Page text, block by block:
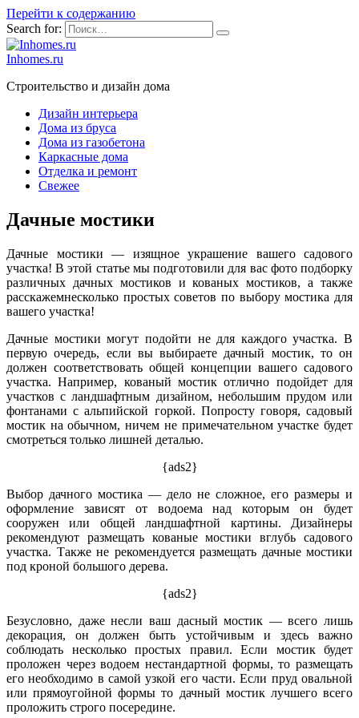
Перейти к содержанию
Search for:
Inhomes.ru
Строительство и дизайн дома
Дизайн интерьера
Дома из бруса
Дома из газобетона
Каркасные дома
Отделка и ремонт
Свежее
Дачные мостики
Дачные мостики — изящное украшение вашего садового
участка! В этой статье мы подготовили для вас фото подборку
различных дачных мостиков и кованых мостиков, а также
расскажемнесколько простых советов по выбору мостика для
вашего участка!
Дачные мостики могут подойти не для каждого участка. В
первую очередь, если вы выбираете дачный мостик, то он
должен соответствовать общей концепции вашего садового
участка. Например, кованый мостик отлично подойдет для
участков с ландшафтным дизайном, небольшим прудом или
фонтанами с альпийской горкой. Попросту говоря, садовый
мостик на обычном, ничем не примечательном участке будет
смотреться только лишней деталью.
{ads2}
Выбор дачного мостика — дело не сложное, его размеры и
оформление зависят от водоема над которым он будет
сооружен или общей ландшафтной картины. Дизайнеры
рекомендуют размещать кованые мостики вглубь садового
участка. Также не рекомендуется размещать дачные мостики
под кроной большого дерева.
{ads2}
Безусловно, даже несли ваш дасный мостик — всего лишь
декорация, он должен быть устойчивым и здесь важно
соблюдать несколько простых правил. Если мостик будет
проложен через водоем нестандартной формы, то размещать
его необходимо в самой узкой его части. Если пруд овальной
или прямоугойной формы то дачный мостик лучшего всего
проложить строго посередине.